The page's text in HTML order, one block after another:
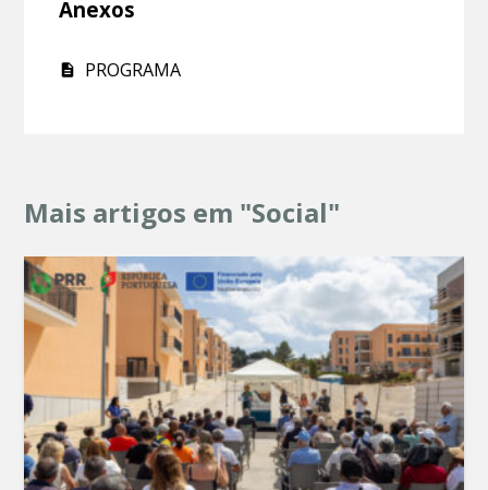
Anexos
PROGRAMA
Mais artigos em "Social"